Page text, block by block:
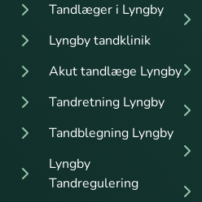
Tandlæger i Lyngby
Lyngby tandklinik
Akut tandlæge Lyngby
Tandretning Lyngby
Tandblegning Lyngby
Lyngby
Tandregulering